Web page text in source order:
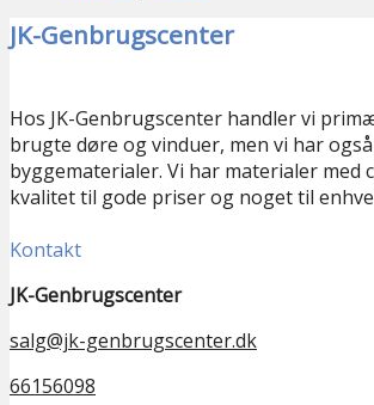
JK-Genbrugscenter
Hos JK-Genbrugscenter handler vi
brugte døre og vinduer, men vi har
byggematerialer. Vi har materialer med
kvalitet til gode priser og noget til
Kontakt
JK-Genbrugscenter
salg@jk-genbrugscenter.dk
66156098